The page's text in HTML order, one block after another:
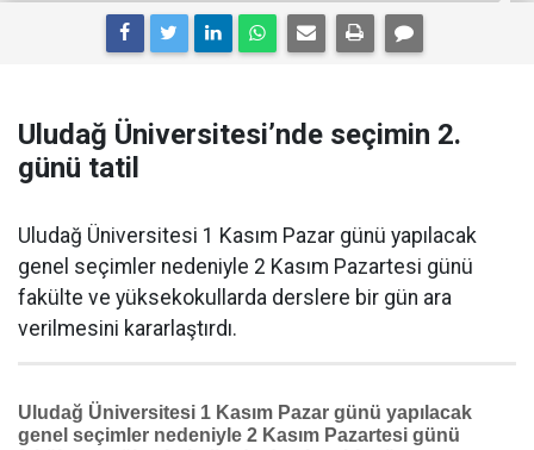
Uludağ Üniversitesi’nde seçimin 2.
günü tatil
Uludağ Üniversitesi 1 Kasım Pazar günü yapılacak
genel seçimler nedeniyle 2 Kasım Pazartesi günü
fakülte ve yüksekokullarda derslere bir gün ara
verilmesini kararlaştırdı.
Uludağ Üniversitesi 1 Kasım Pazar günü yapılacak
genel seçimler nedeniyle 2 Kasım Pazartesi günü